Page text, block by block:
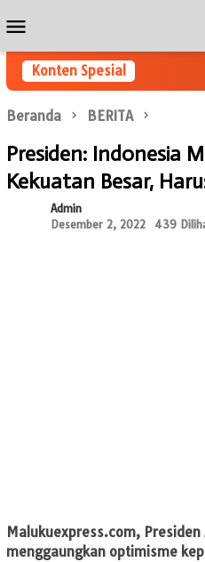
ke
kontenMobile
Konten Spesial
Beranda BERITA
Presiden: Indonesia
Kekuatan Besar,
Admin
Desember 2, 2022
439
Malukuexpress.com,
menggaungkan optimisme